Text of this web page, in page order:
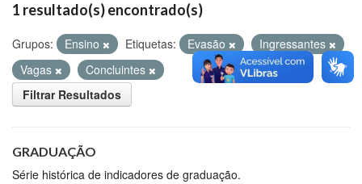
1 resultado(s) encontrado(s)
Grupos: Ensino Etiquetas: Evasão
Ingressantes
Vagas
Concluintes
Filtrar Resultados
GRADUAÇÃO
Série histórica de indicadores de graduação.